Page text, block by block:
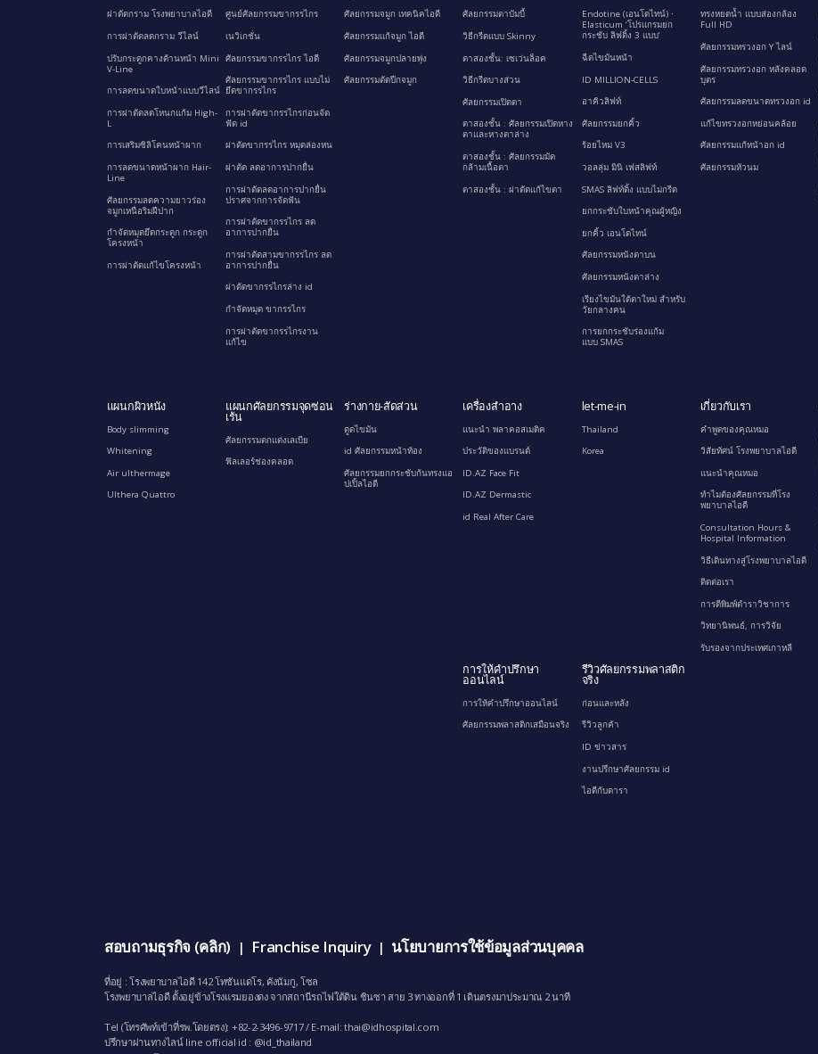
ผ่าตัดกราม โรงพยาบาลไอดี
การผ่าตัดลดกราม วีไลน์
ปรับกระดูกคางด้านหน้า Mini
V-Line
การลดขนาดใบหน้าแบบวีไลน์
การผ่าตัดลดโหนกแก้ม High-
L
การเสริมซิลิโคนหน้าผาก
การลดขนาดหน้าผาก Hair-
Line
ศัลยกรรมลดความยาวร่อง
จมูกเหนือริมฝีปาก
กำจัดหมุดยึดกระดูก กระดูก
โครงหน้า
การผ่าตัดแก้ไขโครงหน้า
ศูนย์ศัลยกรรมขากรรไกร
เนวิเกชั่น
ศัลยกรรมขากรรไกร ไอดี
ศัลยกรรมขากรรไกร แบบไม่
ยึดขากรรไกร
การผ่าตัดขากรรไกรก่อนจัด
ฟัด id
ผ่าตัดขากรรไกร หมุดล่องหน
ผ่าตัด ลดอาการปากยื่น
การผ่าตัดลดอาการปากยื่น
ปราศจากการจัดฟัน
การผ่าตัดขากรรไกร ลด
อาการปากยื่น
การผ่าตัดสามขากรรไกร ลด
อาการปากยื่น
ผ่าตัดขากรรไกรล่าง id
กำจัดหมุด ขากรรไกร
การผ่าตัดขากรรไกรงาน
แก้ไข
ศัลยกรรมจมูก เทคนิคไอดี
ศัลยกรรมแก้จมูก ไอดี
ศัลยกรรมจมูกปลายพุ่ง
ศัลยกรรมตัดปีกจมูก
ศัลยกรรมตาบัมบี้
วิธีกรีดแบบ Skinny
ตาสองชั้น: เซเว่นล็อค
วิธีกรีดบางส่วน
ศัลยกรรมเปิดตา
ตาสองชั้น : ศัลยกรรมเปิดหาง
ตาและหางตาล่าง
ตาสองชั้น : ศัลยกรรมมัด
กล้ามเนื้อตา
ตาสองชั้น : ผ่าตัดแก้ไขตา
Endotine (เอนโดไทน์) ∙
Elasticum ‘โปรแกรมยก
กระชับ ลิฟติ้ง 3 แบบ’
ฉีดไขมันหน้า
ID MILLION-CELLS
อาคิวลิฟท์
ศัลยกรรมยกคิ้ว
ร้อยไหม V3
วอลลุ่ม มินิ เฟสลิฟท์
SMAS ลิฟท์ติ้ง แบบไม่กรีด
ยกกระชับใบหน้าคุณผู้หญิง
ยกคิ้ว เอนโดไทน์
ศัลยกรรมหนังตาบน
ศัลยกรรมหนังตาล่าง
เรียงไขมันใต้ตาใหม่ สำหรับ
วัยกลางคน
การยกกระชับร่องแก้ม
แบบ SMAS
ทรงหยดน้ำ แบบส่องกล้อง
Full HD
ศัลยกรรมทรวงอก Y ไลน์
ศัลยกรรมทรวงอก หลังคลอด
บุตร
ศัลยกรรมลดขนาดทรวงอก id
แก้ไขทรวงอกหย่อนคล้อย
ศัลยกรรมแก้หน้าอก id
ศัลยกรรมหัวนม
แผนกผิวหนัง
Body slimming
Whitening
Air ulthermage
Ulthera Quattro
แผนกศัลยกรรมจุดซ่อน
เร้น
ศัลยกรรมตกแต่งเลเบีย
ฟิลเลอร์ช่องคลอด
ร่างกาย-สัดส่วน
ดูดไขมัน
id ศัลยกรรมหน้าท้อง
ศัลยกรรมยกกระชับก้นทรงแอ
ปเปิ้ลไอดี
เครื่องสำอาง
แนะนำ พลาคอสเมติค
ประวัติของแบรนด์
ID.AZ Face Fit
ID.AZ Dermastic
id Real After Care
let-me-in
Thailand
Korea
เกี่ยวกับเรา
คำพูดของคุณหมอ
วิสัยทัศน์ โรงพยาบาลไอดี
แนะนำคุณหมอ
ทำไมต้องศัลยกรรมที่โรง
พยาบาลไอดี
Consultation Hours &
Hospital Information
วิธีเดินทางสู่โรงพยาบาลไอดี
ติดต่อเรา
การตีพิมพ์ตำราวิชาการ
วิทยานิพนธ์, การวิจัย
รับรองจากประเทศเกาหลี
การให้คำปรึกษา
ออนไลน์
การให้คำปรึกษาออนไลน์
ศัลยกรรมพลาสติกเสมือนจริง
รีวิวศัลยกรรมพลาสติก
จริง
ก่อนและหลัง
รีวิวลูกค้า
ID ข่าวสาร
งานปรึกษาศัลยกรรม id
ไอดีกับดารา
สอบถามธุรกิจ (คลิก) | Franchise Inquiry | นโยบายการใช้ข้อมูลส่วนบุคคล
ที่อยู่ : โรงพยาบาลไอดี 142 โทซันแดโร, คังนัมกู, โซล
โรงพยาบาลไอดี ตั้งอยู่ข้างโรงแรมยองดง จากสถานีรถไฟใต้ดิน ชินซา สาย 3 ทางออกที่ 1 เดินตรงมาประมาณ 2 นาที
Tel (โทรศัพท์เข้าที่รพ.โดยตรง): +82-2-3496-9717 / E-mail:thai@idhospital.com
ปรึกษาผ่านทางไลน์ line official id : @id_thailand